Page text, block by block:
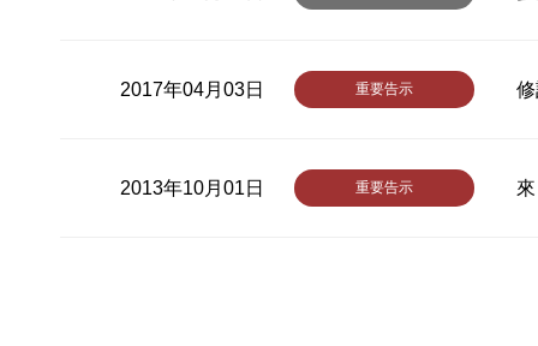
2017年04月03日 重要告示
2013年10月01日 重要告示